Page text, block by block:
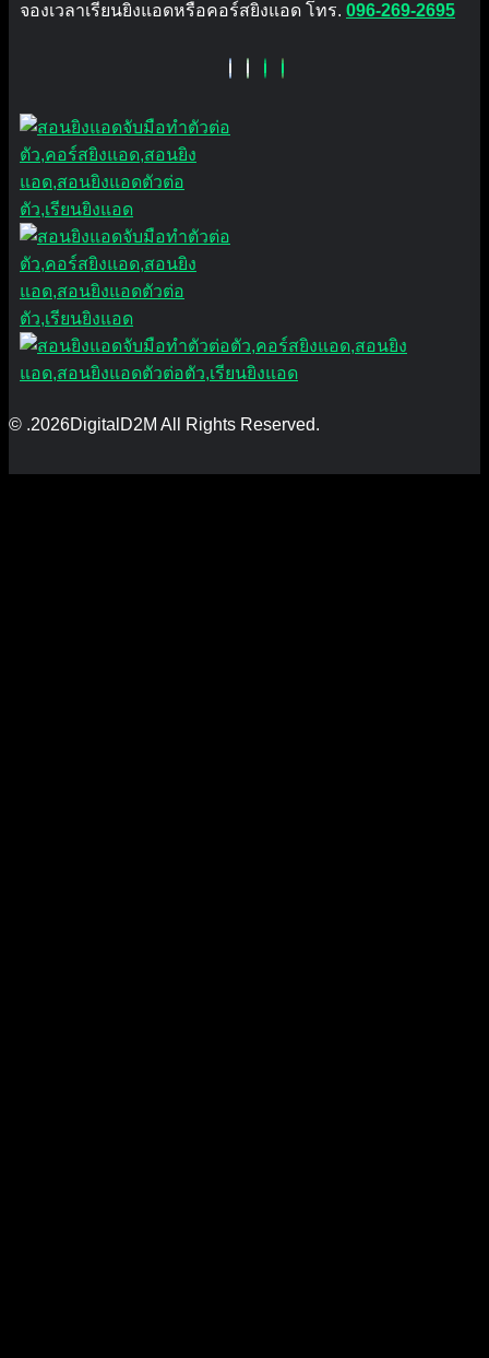
จองเวลาเรียนยิงแอดหรือคอร์สยิงแอด โทร. 096-269-2695
© .2026DigitalD2M All Rights Reserved.